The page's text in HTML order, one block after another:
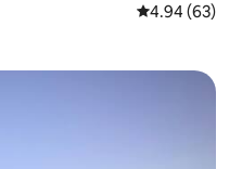
平均评分 4.94
4.94 (63)